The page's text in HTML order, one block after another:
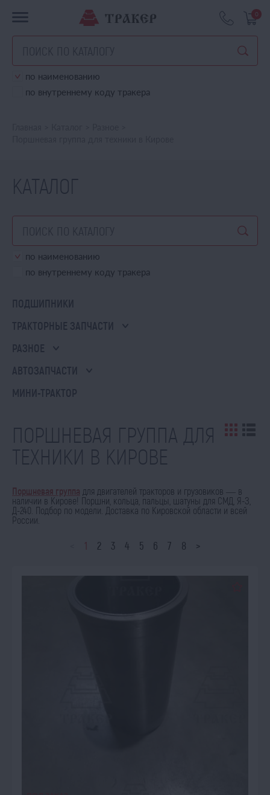
0
по наименованию
по внутреннему коду тракера
КАТАЛОГ
по наименованию
по внутреннему коду тракера
ПОДШИПНИКИ
ТРАКТОРНЫЕ ЗАПЧАСТИ
РАЗНОЕ
АВТОЗАПЧАСТИ
МИНИ-ТРАКТОР
ПОРШНЕВАЯ ГРУППА ДЛЯ
ТЕХНИКИ В КИРОВЕ
Поршневая группа для двигателей тракторов и грузовиков — в
наличии в Кирове! Поршни, кольца, пальцы, шатуны для СМД, Я-З,
Д-240. Подбор по модели. Доставка по Кировской области и всей
России.
1 2 3 4 5 6 7 8 >